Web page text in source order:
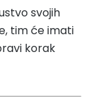
svojih
tim će imati
korak